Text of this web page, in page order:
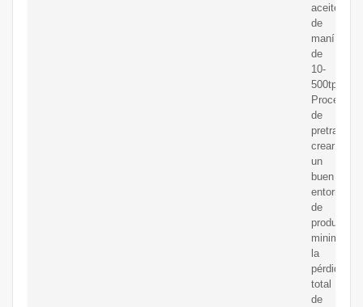
aceite
de
maní
de
10-
500tpd1.
Proceso
de
crear
un
buen
entorno
de
minimizar
la
pérdida
total
de